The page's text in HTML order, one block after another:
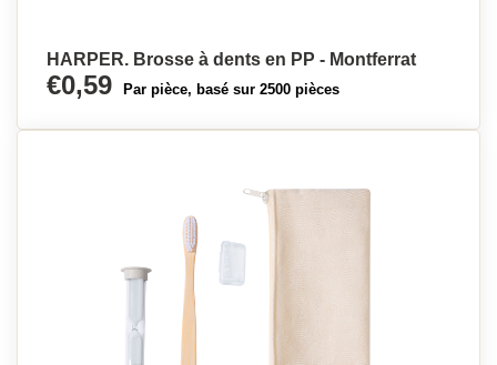
HARPER. Brosse à dents en PP - Montferrat
€0,59 Par pièce, basé sur 2500 pièces